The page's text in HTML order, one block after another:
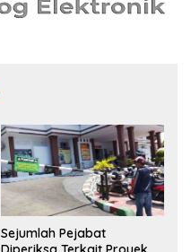
Sejumlah Pejabat